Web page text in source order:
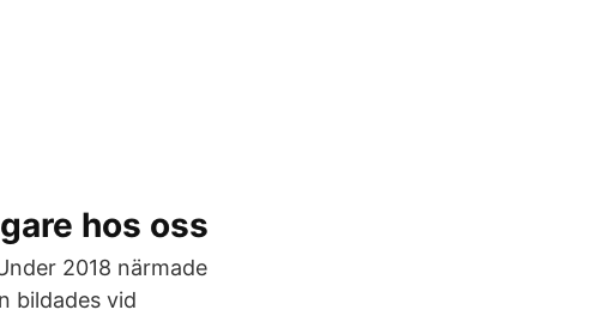
hos oss
2018 närmade
bildades vid